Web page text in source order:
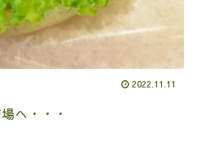
2022.11.11
へ・・・